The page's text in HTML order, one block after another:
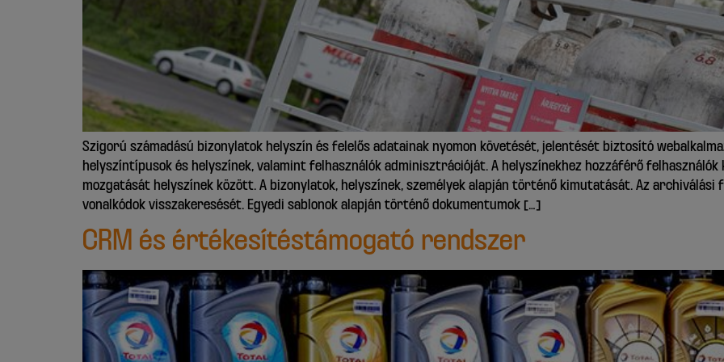
Szigorú számadású bizonylatok helyszín és felelős adatainak nyomon követését, jelentését biztosító
helyszíntípusok és helyszínek, valamint felhasználók adminisztrációját. A helyszínekhez hozzáférő
mozgatását helyszínek között. A bizonylatok, helyszínek, személyek alapján történő kimutatását. Az
vonalkódok visszakeresését. Egyedi sablonok alapján történő dokumentumok […]
CRM és értékesítéstámogató rendszer